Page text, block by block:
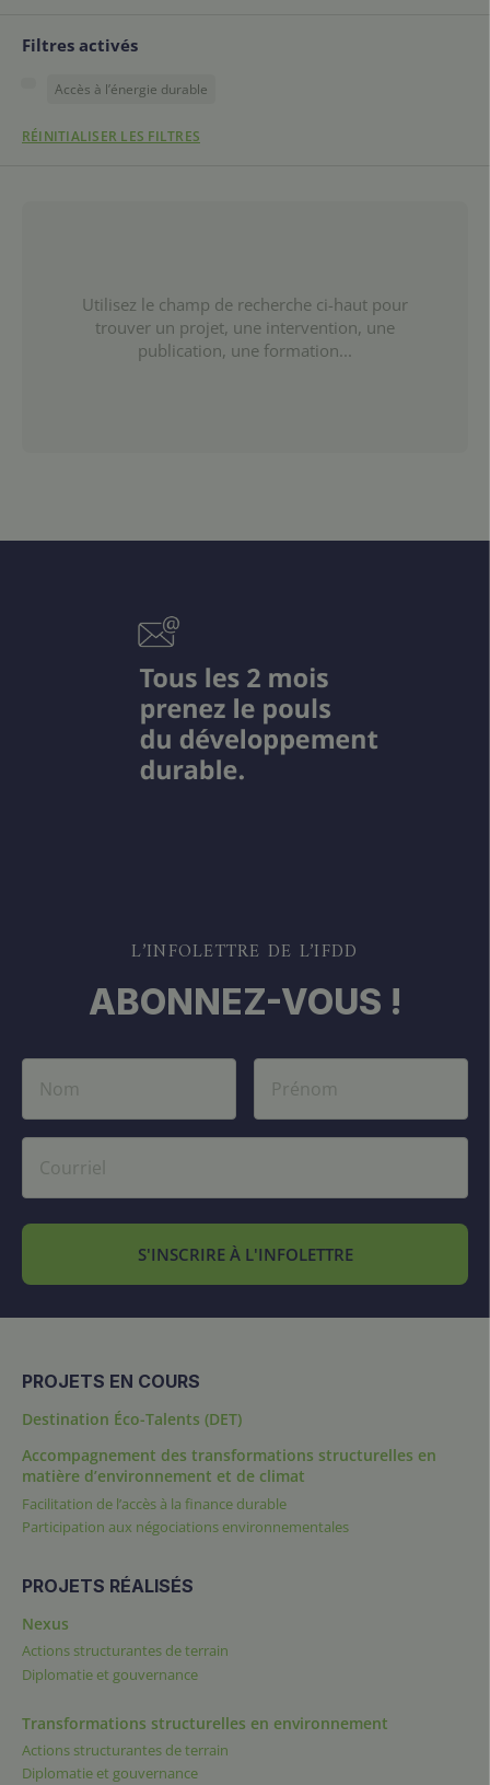
Filtres activés
Accès à l’énergie durable
RÉINITIALISER LES FILTRES
Utilisez le champ de recherche ci-haut pour
trouver un projet, une intervention, une
publication, une formation...
L’INFOLETTRE DE L’IFDD
ABONNEZ-VOUS !
S'INSCRIRE À L'INFOLETTRE
PROJETS EN COURS
Destination Éco-Talents (DET)
Accompagnement des transformations structurelles en
matière d’environnement et de climat
Facilitation de l’accès à la finance durable
Participation aux négociations environnementales
PROJETS RÉALISÉS
Nexus
Actions structurantes de terrain
Diplomatie et gouvernance
Transformations structurelles en environnement
Actions structurantes de terrain
Diplomatie et gouvernance